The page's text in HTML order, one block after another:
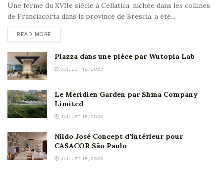
Une ferme du XVIIe siècle à Cellatica, nichée dans les collines
de Franciacorta dans la province de Brescia, a été...
READ MORE
Piazza dans une pièce par Wutopia Lab
JUILLET 19, 2023
Le Meridien Garden par Shma Company
Limited
JUILLET 18, 2023
Nildo José Concept d’intérieur pour
CASACOR São Paulo
JUILLET 18, 2023